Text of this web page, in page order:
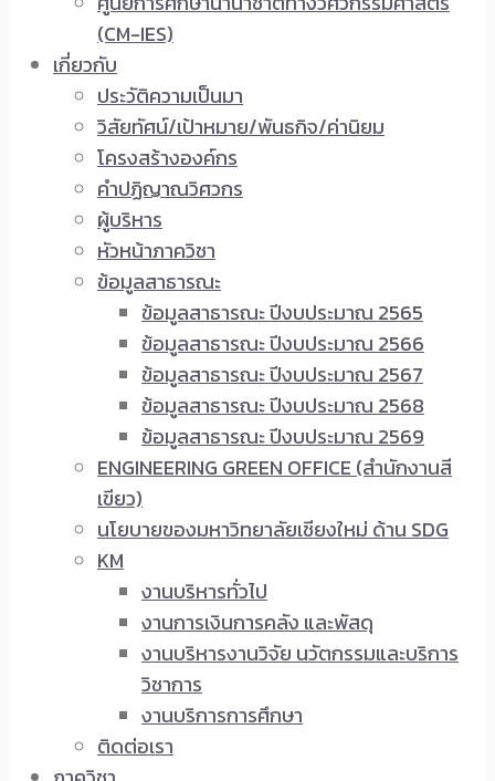
(CM-IES)
เกี่ยวกับ
ประวัติความเป็นมา
วิสัยทัศน์/เป้าหมาย/พันธกิจ/ค่านิยม
โครงสร้างองค์กร
คำปฏิญาณวิศวกร
ผู้บริหาร
หัวหน้าภาควิชา
ข้อมูลสาธารณะ
ข้อมูลสาธารณะ ปีงบประมาณ 2565
ข้อมูลสาธารณะ ปีงบประมาณ 2566
ข้อมูลสาธารณะ ปีงบประมาณ 2567
ข้อมูลสาธารณะ ปีงบประมาณ 2568
ข้อมูลสาธารณะ ปีงบประมาณ 2569
ENGINEERING GREEN OFFICE (สำนักงานสี
เขียว)
นโยบายของมหาวิทยาลัยเชียงใหม่ ด้าน SDG
KM
งานบริหารทั่วไป
งานการเงินการคลัง และพัสดุ
งานบริหารงานวิจัย นวัตกรรมและบริการ
วิชาการ
งานบริการการศึกษา
ติดต่อเรา